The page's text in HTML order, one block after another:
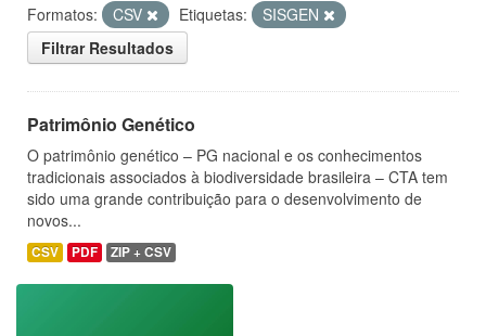
Formatos:
CSV Etiquetas:
SISGEN
Filtrar Resultados
Patrimônio Genético
O patrimônio genético – PG nacional e os conhecimentos
tradicionais associados à biodiversidade brasileira – CTA tem
sido uma grande contribuição para o desenvolvimento de
novos...
CSV PDF ZIP + CSV